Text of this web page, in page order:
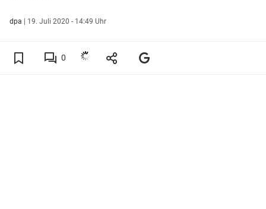
dpa | 19. Juli 2020 - 14:49 Uhr
0